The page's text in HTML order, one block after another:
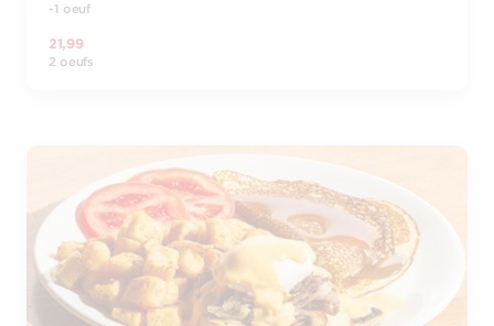
-1 oeuf
21,99
2 oeufs